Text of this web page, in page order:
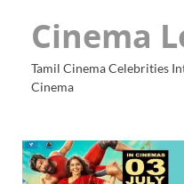
Cinema
Tamil Cinema Celebrities
Cinema